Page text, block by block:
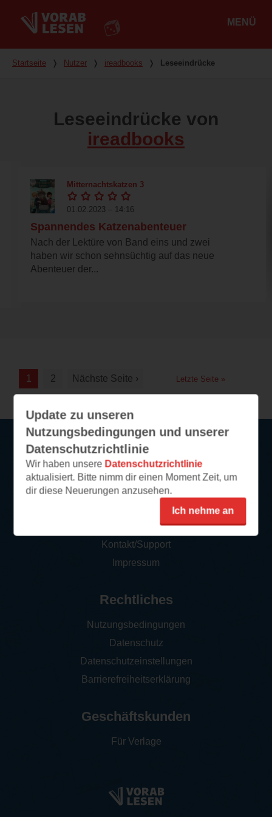
MENÜ
Du bist hier
Startseite ❭ Nutzer ❭ ireadbooks ❭ Leseeindrücke
Leseeindrücke von
ireadbooks
Mitternachtskatzen 3
01.02.2023 – 14:16
Spannendes Katzenabenteuer
Nach der Lektüre von Band eins und zwei
haben wir schon sehnsüchtig auf das neue
Abenteuer der...
1 2 Nächste Seite › Letzte Seite »
Update zu unseren
Nutzungsbedingungen und unserer
Datenschutzrichtlinie
Wir haben unsere Datenschutzrichtlinie
aktualisiert. Bitte nimm dir einen Moment Zeit, um
dir diese Neuerungen anzusehen.
Ich nehme an
Service
So funktioniert‘s
Newsletter abonnieren
Kontakt/Support
Impressum
Rechtliches
Nutzungsbedingungen
Datenschutz
Datenschutzeinstellungen
Barrierefreiheitserklärung
Geschäftskunden
Für Verlage